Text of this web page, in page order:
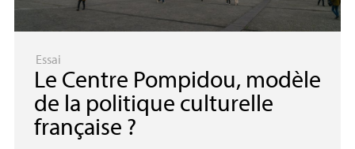
Essai
Le Centre Pompidou, modèle
de la politique culturelle
française ?